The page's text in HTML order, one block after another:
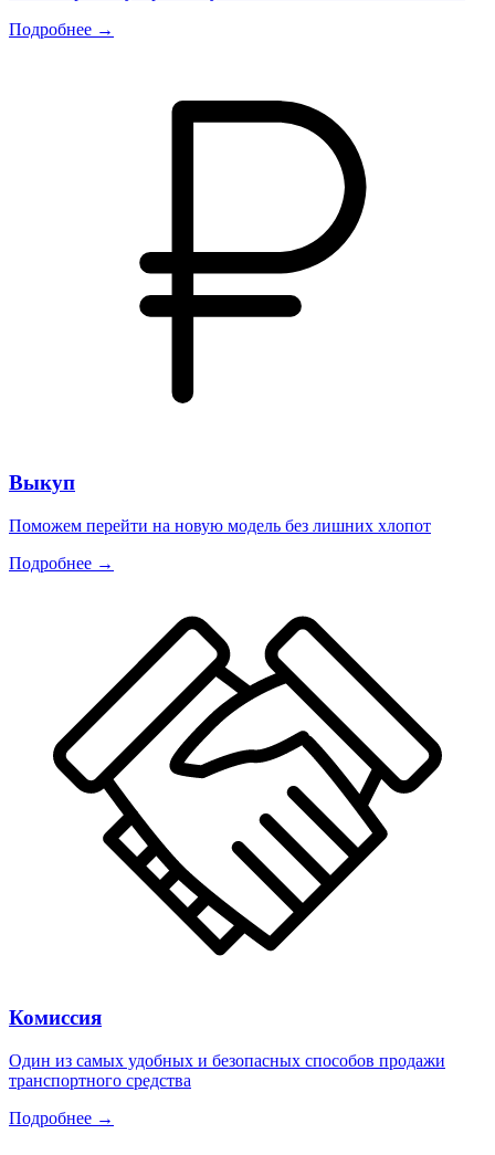
Подробнее →
Выкуп
Поможем перейти на новую модель без лишних хлопот
Подробнее →
Комиссия
Один из самых удобных и безопасных способов продажи
транспортного средства
Подробнее →